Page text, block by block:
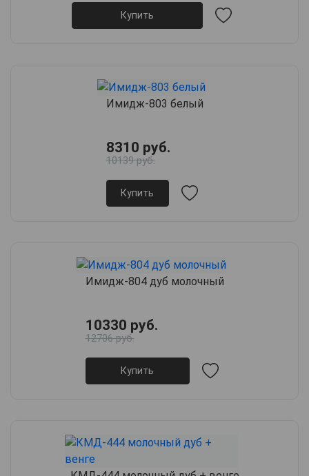
Купить
Имидж-803 белый
8310 руб.
10139 руб.
Купить
Имидж-804 дуб молочный
10330 руб.
12706 руб.
Купить